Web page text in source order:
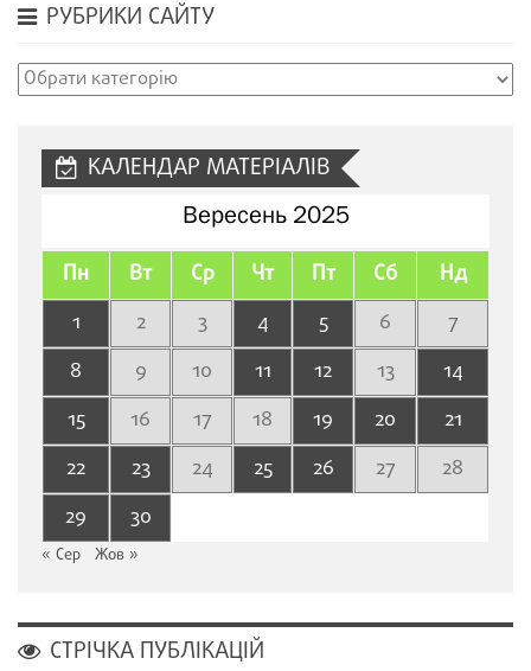
РУБРИКИ САЙТУ
Рубрики
КАЛЕНДАР МАТЕРІАЛІВ
Вересень 2025
Пн Вт Ср Чт Пт Сб Нд
1 2 3 4 5 6
7
8
9 10 11 12 13
14
15
16 17 18 19 20
21
22
23 24 25 26 27
28
29
30
« Сер Жов »
СТРІЧКА ПУБЛІКАЦІЙ